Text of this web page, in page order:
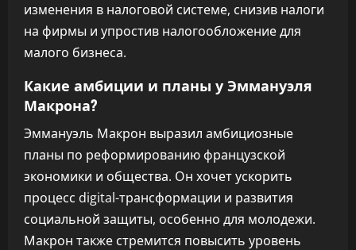
изменения в налоговой системе, снизив налоги
на фирмы и упростив налогообложение для
малого бизнеса.
Какие амбиции и планы у Эммануэля
Макрона?
Эммануэль Макрон выразил амбициозные
планы по реформированию французской
экономики и общества. Он хочет ускорить
процесс digital-трансформации и развития
социальной защиты, особенно для молодежи.
Макрон также стремится повысить уровень